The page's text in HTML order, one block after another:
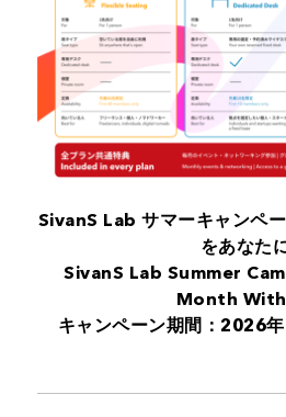
SivanS Lab サマーキャンペ
をあなた
SivanS Lab Summer
Month
キャンペーン期間：2026